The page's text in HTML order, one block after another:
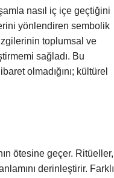
nasıl iç içe geçtiğini
yönlendiren sembolik
toplumsal ve
sağladı. Bu
olmadığını; kültürel
ötesine geçer. Ritüeller,
derinleştirir. Farklı